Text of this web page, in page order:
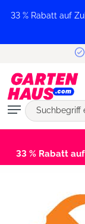
springen
33 % Rabatt auf
33 % Rabatt